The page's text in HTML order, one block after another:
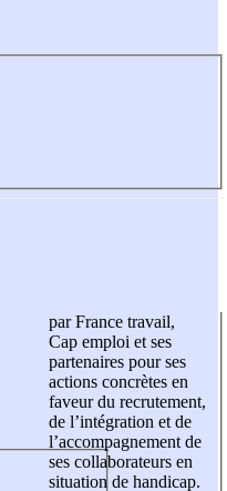
par France travail,
Cap emploi et ses
partenaires pour ses
actions concrètes en
faveur du recrutement,
de l’intégration et de
l’accompagnement de
ses collaborateurs en
situation de handicap.